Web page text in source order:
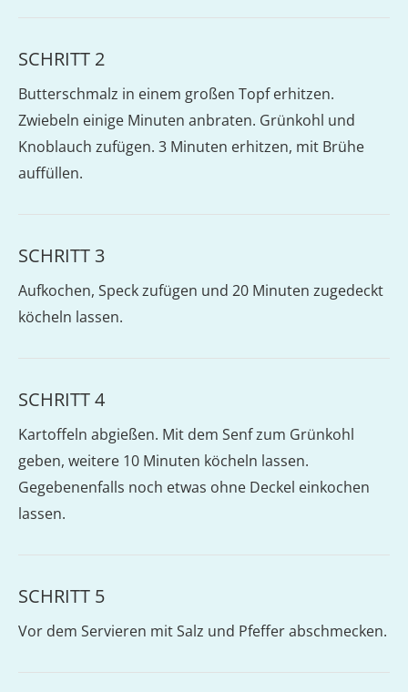
SCHRITT 2
Butterschmalz in einem großen Topf erhitzen.
Zwiebeln einige Minuten anbraten. Grünkohl und
Knoblauch zufügen. 3 Minuten erhitzen, mit Brühe
auffüllen.
SCHRITT 3
Aufkochen, Speck zufügen und 20 Minuten zugedeckt
köcheln lassen.
SCHRITT 4
Kartoffeln abgießen. Mit dem Senf zum Grünkohl
geben, weitere 10 Minuten köcheln lassen.
Gegebenenfalls noch etwas ohne Deckel einkochen
lassen.
SCHRITT 5
Vor dem Servieren mit Salz und Pfeffer abschmecken.